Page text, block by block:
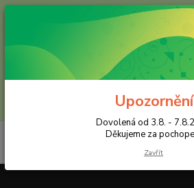
(Po-Pá, 8:30-16 hod.)
Upozornění
Dovolená od 3.8. -
Děkujeme za
Zavřít